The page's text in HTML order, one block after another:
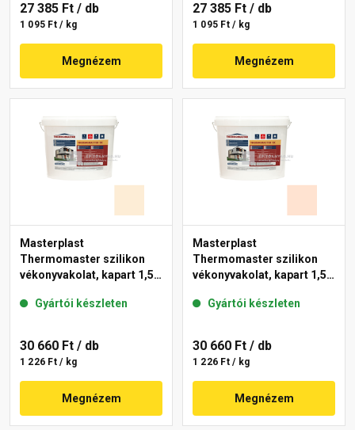
27 385 Ft / db
1 095 Ft / kg
Megnézem
27 385 Ft / db
1 095 Ft / kg
Megnézem
Masterplast
Thermomaster szilikon
vékonyvakolat, kapart 1,5
Gyártói készleten
30 660 Ft / db
1 226 Ft / kg
Megnézem
Masterplast
Thermomaster szilikon
vékonyvakolat, kapart 1,5
Gyártói készleten
30 660 Ft / db
1 226 Ft / kg
Megnézem